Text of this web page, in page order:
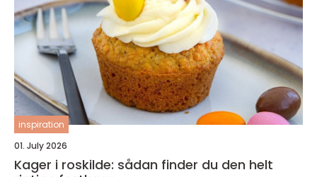
inspiration
01. July 2026
Kager i roskilde: sådan finder du den helt